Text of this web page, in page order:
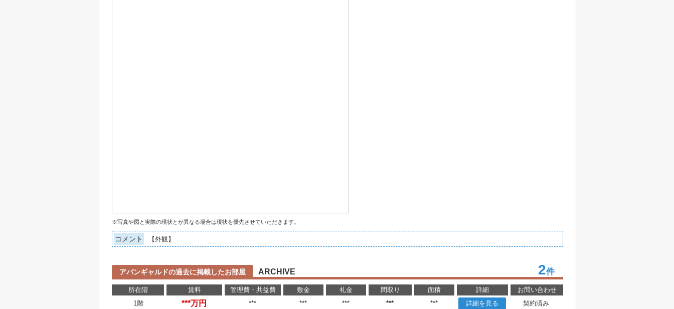
※写真や図と実際の現状とが異なる場合は現状を優先させていただきます。
コメント 【外観】
アバンギャルドの過去に掲載したお部屋 ARCHIVE 2件
所在階 賃料 管理費・共益費 敷金 礼金 間取り 面積 詳細
お問い合わせ
1階
***万円 *** *** *** *** *** 詳細を見る 契約済み